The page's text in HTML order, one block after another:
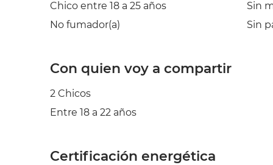
Chico entre 18 a 25 años
No fumador(a)
Sin
Sin
Con quien voy a compartir
2 Chicos
Entre 18 a 22 años
Certificación energética